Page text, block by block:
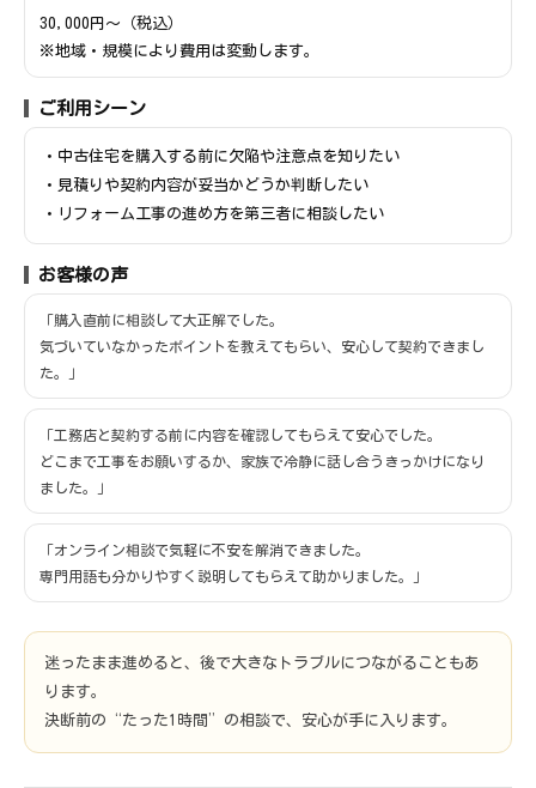
30,000円〜（税込）
※地域・規模により費用は変動します。
ご利用シーン
・中古住宅を購入する前に欠陥や注意点を知りたい
・見積りや契約内容が妥当かどうか判断したい
・リフォーム工事の進め方を第三者に相談したい
お客様の声
「購入直前に相談して大正解でした。
気づいていなかったポイントを教えてもらい、安心して契約できまし
た。」
「工務店と契約する前に内容を確認してもらえて安心でした。
どこまで工事をお願いするか、家族で冷静に話し合うきっかけになり
ました。」
「オンライン相談で気軽に不安を解消できました。
専門用語も分かりやすく説明してもらえて助かりました。」
迷ったまま進めると、後で大きなトラブルにつながることもあ
ります。
決断前の“たった1時間”の相談で、安心が手に入ります。